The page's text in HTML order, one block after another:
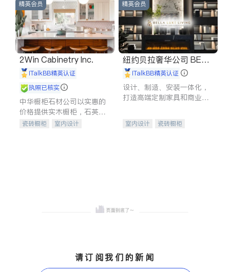
精英会员
2Win Cabinetry Inc.
iTalkBB精英认证
执照已核实
中华橱柜石材公司以实惠的
价格提供实木橱柜，石英石
台面，多种优质不锈钢水
瓷砖橱柜
室内设计
精英会员
纽约贝拉奢华公司 BELL
A LUXE
iTalkBB精英认证
设计、制造、安装一体化，
打造高端定制家具和商业空
室内设计
瓷砖橱柜
请订阅我们的新闻